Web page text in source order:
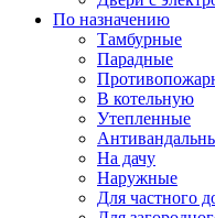
По назначению
Тамбурные
Парадные
В котельную
Утепленные
На дачу
Наружные
Для частного